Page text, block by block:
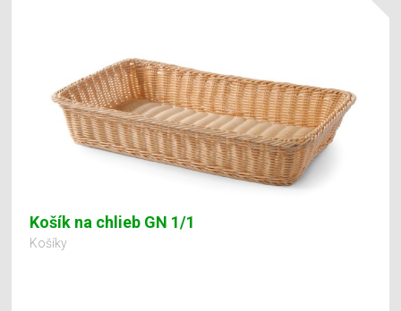
Košík na chlieb GN 1/1
Košíky